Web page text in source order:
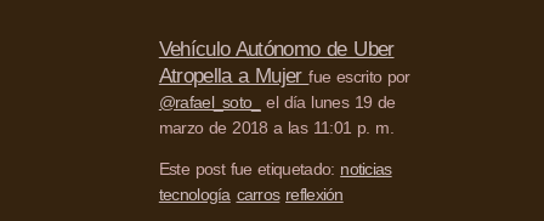
Vehículo Autónomo de Uber
Atropella a Mujerfue escrito por
@rafael_soto_
el día lunes 19 de
marzo de 2018 a las 11:01 p. m.
Este post fue etiquetado: noticias
tecnología carros reflexión